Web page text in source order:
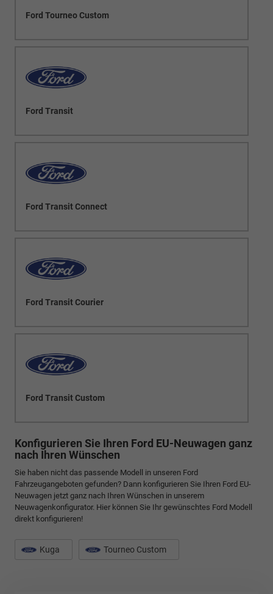
Ford Tourneo Custom
Ford Transit
Ford Transit Connect
Ford Transit Courier
Ford Transit Custom
Konfigurieren Sie Ihren Ford EU-Neuwagen ganz
nach Ihren Wünschen
Sie haben nicht das passende Modell in unseren Ford
Fahrzeugangeboten gefunden? Dann konfigurieren Sie Ihren Ford EU-
Neuwagen jetzt ganz nach Ihren Wünschen in unserem
Neuwagenkonfigurator. Hier können Sie Ihr gewünschtes Ford Modell
direkt konfigurieren!
Kuga Tourneo Custom